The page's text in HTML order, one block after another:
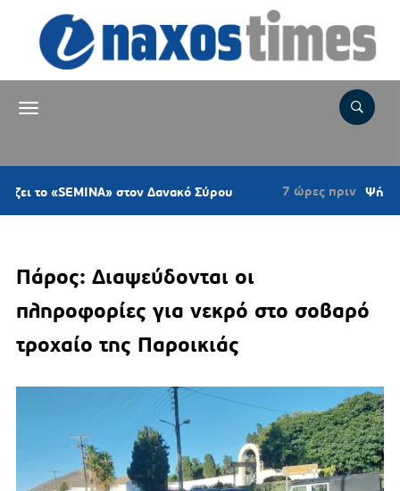
στον Δανακό Σύρου 7 ώρες πριν Ψήφισμα του
Πάρος: Διαψεύδονται οι
πληροφορίες για νεκρό στο σοβαρό
τροχαίο της Παροικιάς